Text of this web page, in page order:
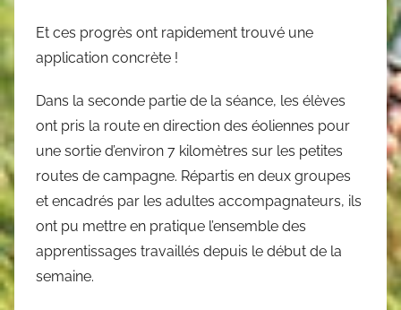
Et ces progrès ont rapidement trouvé une
application concrète !
Dans la seconde partie de la séance, les élèves
ont pris la route en direction des éoliennes pour
une sortie d’environ 7 kilomètres sur les petites
routes de campagne. Répartis en deux groupes
et encadrés par les adultes accompagnateurs, ils
ont pu mettre en pratique l’ensemble des
apprentissages travaillés depuis le début de la
semaine.